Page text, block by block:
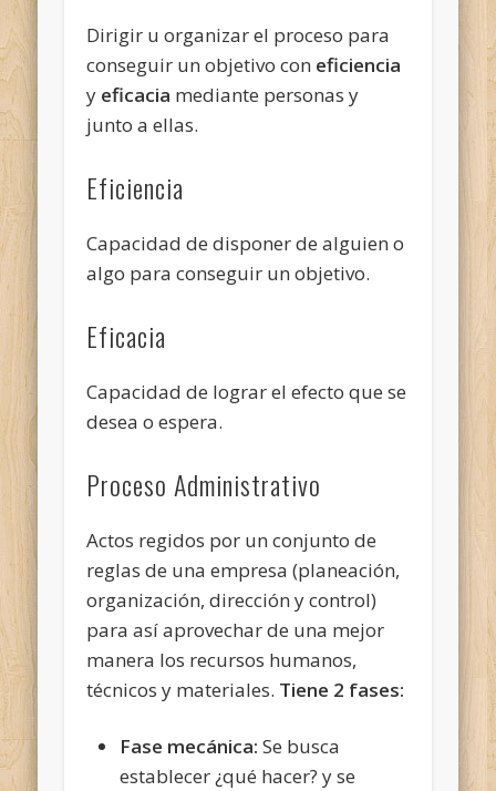
Dirigir u organizar el proceso para
conseguir un objetivo con eficiencia
y eficacia mediante personas y
junto a ellas.
Eficiencia
Capacidad de disponer de alguien o
algo para conseguir un objetivo.
Eficacia
Capacidad de lograr el efecto que se
desea o espera.
Proceso Administrativo
Actos regidos por un conjunto de
reglas de una empresa (planeación,
organización, dirección y control)
para así aprovechar de una mejor
manera los recursos humanos,
técnicos y materiales. Tiene 2 fases:
Fase mecánica: Se busca
establecer ¿qué hacer? y se